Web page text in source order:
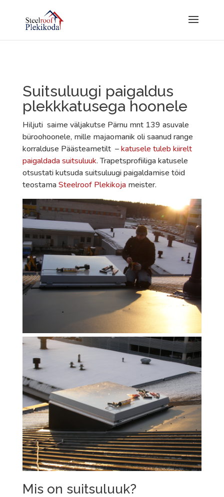
Suitsuluugi paigaldus
plekkkatusega hoonele
Hiljuti saime väljakutse Pärnu mnt 139 asuvale
büroohoonele, mille majaomanik oli saanud range
korralduse Päästeametilt –katusele tuleb kiirelt
paigaldada suitsuluuk. Trapetsprofiiliga katusele
otsustati kutsuda suitsuluugi paigaldamise töid
teostamaSteelroof Plekikojameister.
Mis on suitsuluuk?